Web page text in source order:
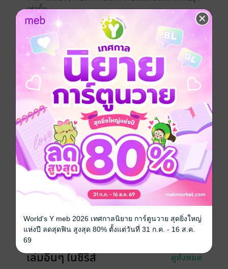
เท่านั้น
ทว่าในความเป็นจริงมิมีผู้ใดกล้าดื่มโลหิตอสูรโดยตรง
เพราะอานุภาพนั้นร้ายแรงเกินกว่าร่างกายมนุษย์จะรับไหว
แต่ด้วยเหตุไม่คาดคิดเต้าหลิงได้ดื่มโลหิตอสูรลงไป ทำให้
เขาซึ่งใครต่างก็รู้จักในฐานะเทพแห่งการนอน
และต่างดูถูกพลังอันต้อยต่ำของเขากลายมาเป็นบุคคลที่ทุก
คนต้องตกตะลึง
หนังสือแปล กำลังภายใน แฟนตาซี
นิยายจีนแปล แอกชัน สงคราม
ซีรีส์ หมื่นอสูรก้มกราบ
ประเภทไฟล์ pdf, epub(สารบัญ)
วันที่วางขาย 15 มิถุนายน 2564
ราคาปก 229 บาท (ประหยัด 25%)
เล่มอื่นๆ ในซีรีส์ ดูทั้งหมด
World's Y meb 2026 เทศกาลนิยาย การ์ตูนวาย สุดยิ่งใหญ่
แห่งปี ลดสุดฟิน สูงสุด 80% ตั้งแต่วันที่ 31 ก.ค. - 16 ส.ค.
69